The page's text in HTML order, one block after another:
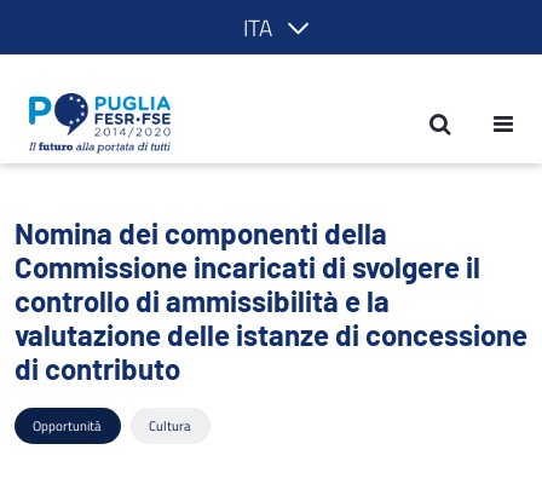
ITA
Nomina dei componenti della
Nomina dei componenti della
Commissione incaricati di svolgere il
controllo di ammissibilità e la
valutazione delle istanze di concessione
di contributo
Opportunità Cultura